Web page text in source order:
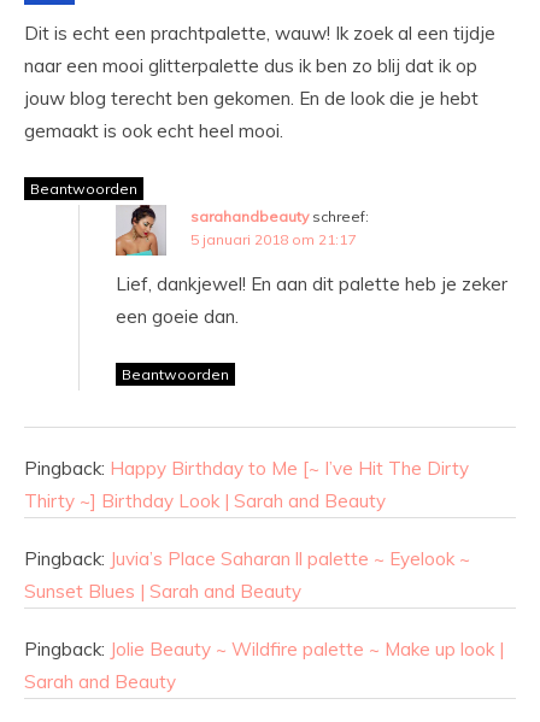
Dit is echt een prachtpalette, wauw! Ik zoek al een tijdje
naar een mooi glitterpalette dus ik ben zo blij dat ik op
jouw blog terecht ben gekomen. En de look die je hebt
gemaakt is ook echt heel mooi.
Beantwoorden
sarahandbeauty schreef:
5 januari 2018 om 21:17
Lief, dankjewel! En aan dit palette heb je zeker
een goeie dan.
Beantwoorden
Pingback: Happy Birthday to Me [~ I’ve Hit The Dirty
Thirty ~] Birthday Look | Sarah and Beauty
Pingback: Juvia’s Place Saharan ll palette ~ Eyelook ~
Sunset Blues | Sarah and Beauty
Pingback: Jolie Beauty ~ Wildfire palette ~ Make up look |
Sarah and Beauty